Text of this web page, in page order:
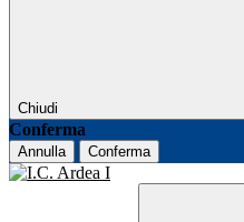
Chiudi
Conferma
Annulla Conferma